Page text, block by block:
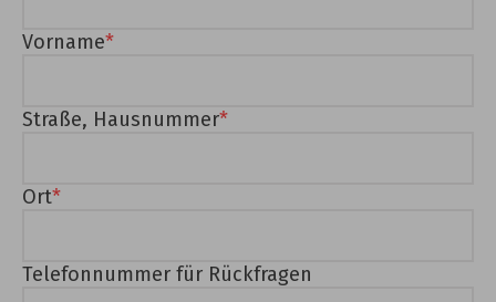
Vorname
Straße, Hausnummer
Ort
Telefonnummer für Rückfragen